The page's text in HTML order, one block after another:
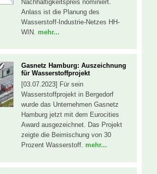
Nachhaltigkeitspreis nominiert.
Anlass ist die Planung des
Wasserstoff-Industrie-Netzes HH-
WIN. mehr...
Gasnetz Hamburg: Auszeichnung
für Wasserstoffprojekt
[03.07.2023] Für sein
Wasserstoffprojekt in Bergedorf
wurde das Unternehmen Gasnetz
Hamburg jetzt mit dem Eurocities
Award ausgezeichnet. Das Projekt
zeigte die Beimischung von 30
Prozent Wasserstoff. mehr...